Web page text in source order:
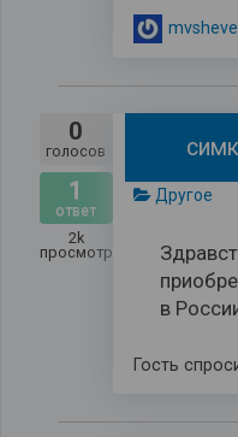
0
голосов
1
ответ
2k
просмотров
Другое
в
Гость